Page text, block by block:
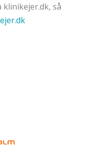
klinikejer.dk, så